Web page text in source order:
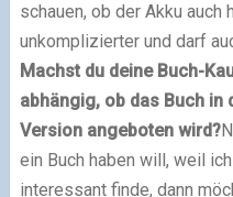
schauen, ob der Akku auch
unkomplizierter und darf
Machst du deine Buch-
abhängig, ob das Buch in
Version angeboten wird?
ein Buch haben will, weil
interessant finde, dann